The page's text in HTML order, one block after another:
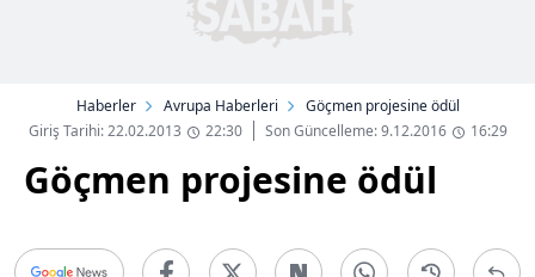
Haberler Avrupa Haberleri
Göçmen projesine ödül
Giriş Tarihi: 22.02.2013
22:30 Son Güncelleme: 9.12.2016 16:29
Göçmen projesine ödül